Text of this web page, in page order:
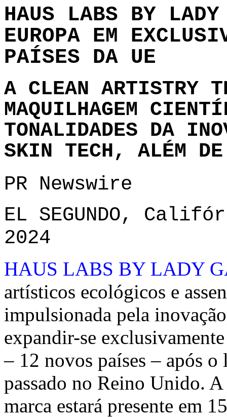
HAUS LABS BY
EUROPA EM
PAÍSES DA UE
A CLEAN ARTISTRY
MAQUILHAGEM
TONALIDADES DA
SKIN TECH, ALÉM DE
PR Newswire
EL SEGUNDO,
2024
HAUS LABS BY LADY
artísticos ecológicos e
impulsionada pela
expandir-se
– 12 novos países – após
passado no Reino Unido.
marca estará presente em